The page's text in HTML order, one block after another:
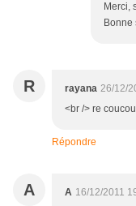
Merci,
Bonne
R rayana 26/12/
<br /> re
Répondre
A A 16/12/2011